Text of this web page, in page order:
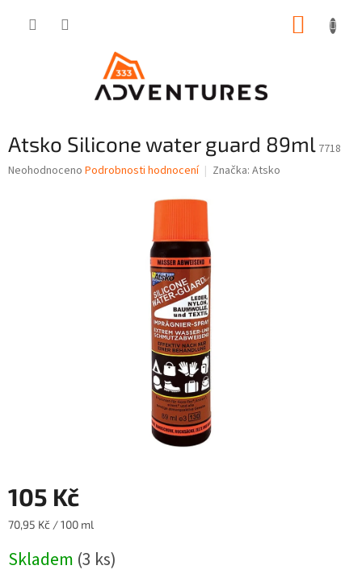
Atsko Silicone water guard 89ml 7718
Průměrné
Neohodnoceno Podrobnosti hodnocení Značka: Atsko
105 Kč
Měrná
70,95 Kč / 100 ml
Skladem (3 ks)